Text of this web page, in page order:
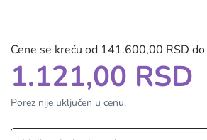
Cene se kreću od 141.600,00 RSD
1.121,00 RSD
Porez nije uključen u cenu.